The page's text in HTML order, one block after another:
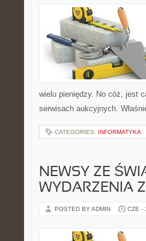
wielu pieniędzy. No cóż, jest
serwisach aukcyjnych.
CATEGORIES: INFORMATYKA
NEWSY ZE
WYDARZENIA
POSTED BY ADMIN CZE -